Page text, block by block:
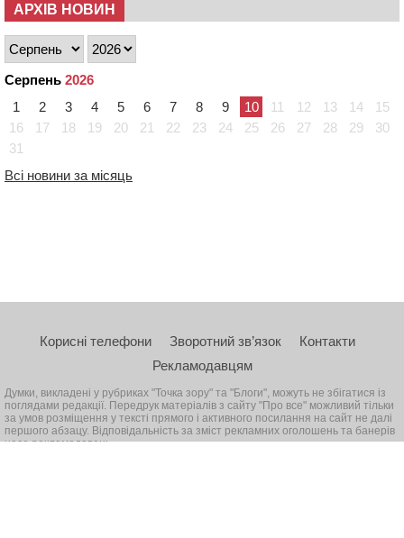
АРХІВ НОВИН
Серпень 2026
1
2 3 4 5 6 7 8 9 10 11 12 13 14
15
16
17 18 19 20 21 22 23 24 25 26 27 28 29
30
31
Всі новини за місяць
Корисні телефони Зворотний зв’язок
Контакти
Рекламодавцям
Думки, викладені у рубриках "Точка зору" та "Блоги", можуть не збігатися із
поглядами редакції. Передрук матеріалів з сайту "Про все" можливий тільки
за умов розміщення у тексті прямого і активного посилання на сайт не далі
першого абзацу. Відповідальність за зміст рекламних оголошень та банерів
несе рекламодавець